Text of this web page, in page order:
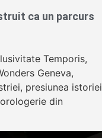
ca un parcurs
Temporis,
Geneva,
presiunea istoriei
din